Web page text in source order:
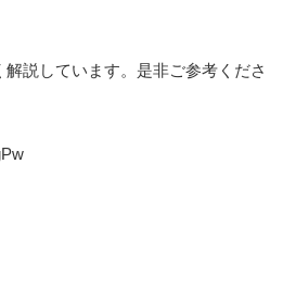
説しています。是非ご参考くださ